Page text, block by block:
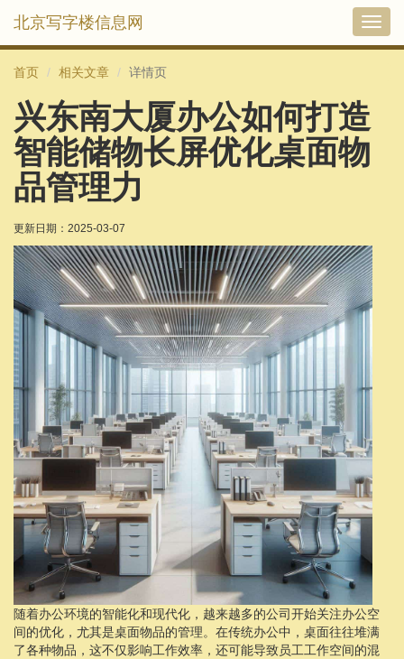
切
北京写字楼信息网
首页 相关文章 详情页
兴东南大厦办公如何打造
智能储物长屏优化桌面物
品管理力
更新日期： 2025-03-07
随着办公环境的智能化和现代化，越来越多的公司开始关注办公空
间的优化，尤其是桌面物品的管理。在传统办公中，桌面往往堆满
了各种物品，这不仅影响工作效率，还可能导致员工工作空间的混